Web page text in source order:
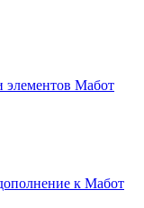
элементов Мабот
к Мабот